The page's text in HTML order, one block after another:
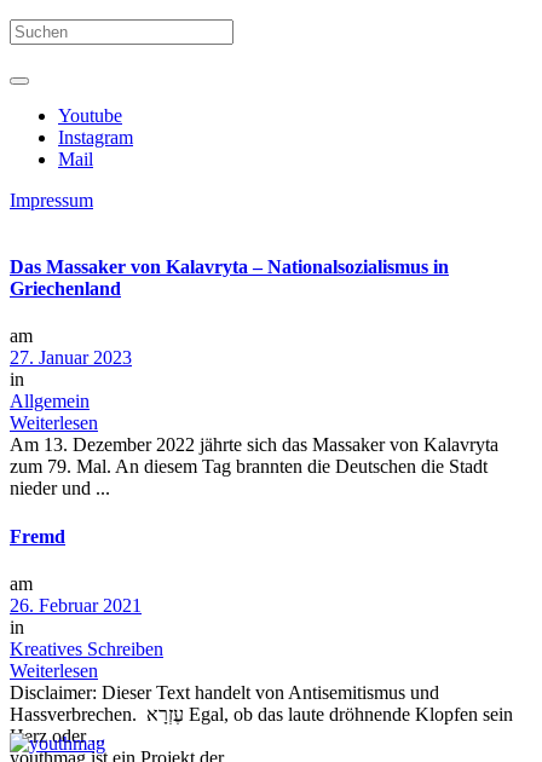
Youtube
Instagram
Mail
Impressum
Das Massaker von Kalavryta – Nationalsozialismus in
Griechenland
am
27. Januar 2023
in
Allgemein
Weiterlesen
Am 13. Dezember 2022 jährte sich das Massaker von Kalavryta
zum 79. Mal. An diesem Tag brannten die Deutschen die Stadt
nieder und ...
Fremd
am
26. Februar 2021
in
Kreatives Schreiben
Weiterlesen
Disclaimer: Dieser Text handelt von Antisemitismus und
Hassverbrechen. עֶזְרָא Egal, ob das laute dröhnende Klopfen sein
Herz oder ...
youthmag ist ein Projekt der